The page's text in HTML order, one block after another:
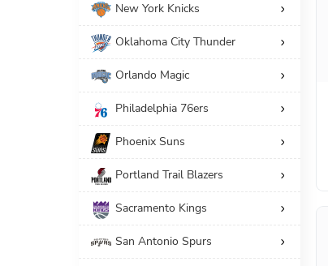
New York Knicks
Oklahoma City Thunder
Orlando Magic
Philadelphia 76ers
Phoenix Suns
Portland Trail Blazers
Sacramento Kings
San Antonio Spurs